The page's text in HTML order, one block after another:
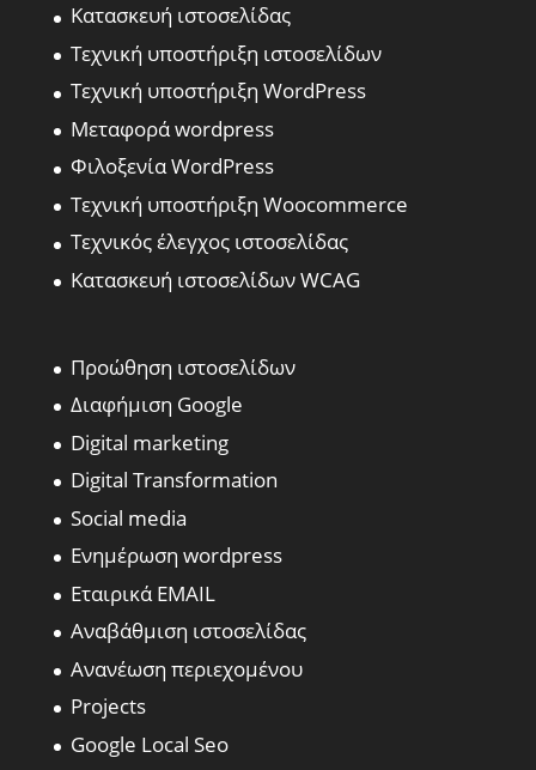
Κατασκευή ιστοσελίδας
Τεχνική υποστήριξη ιστοσελίδων
Τεχνική υποστήριξη WordPress
Μεταφορά wordpress
Φιλοξενία WordPress
Τεχνική υποστήριξη Woocommerce
Τεχνικός έλεγχος ιστοσελίδας
Κατασκευή ιστοσελίδων WCAG
Προώθηση ιστοσελίδων
Διαφήμιση Google
Digital marketing
Digital Transformation
Social media
Ενημέρωση wordpress
Εταιρικά EMAIL
Αναβάθμιση ιστοσελίδας
Ανανέωση περιεχομένου
Projects
Google Local Seo